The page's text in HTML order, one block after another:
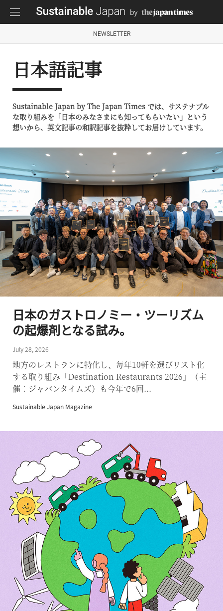
NEWSLETTER
日本語記事
Sustainable Japan by The Japan Times では、サステナブル
な取り組みを「日本のみなさまにも知ってもらいたい」という
想いから、英文記事の和訳記事を抜粋してお届けしています。
日本のガストロノミー・ツーリズム
の起爆剤となる試み。
July 28, 2026
地方のレストランに特化し、毎年10軒を選びリスト化
する取り組み「Destination Restaurants 2026」（主
催：ジャパンタイムズ）も今年で6回...
Sustainable Japan Magazine